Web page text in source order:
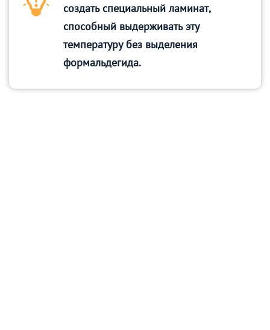
создать специальный ламинат,
способный выдерживать эту
температуру без выделения
формальдегида.